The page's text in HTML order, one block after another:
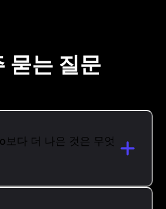
묻는 질문
보다 더 나은 것은 무엇